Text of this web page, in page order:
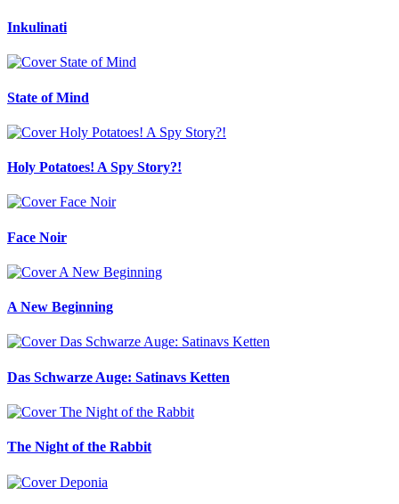
Inkulinati
State of Mind
Holy Potatoes! A Spy Story?!
Face Noir
A New Beginning
Das Schwarze Auge: Satinavs Ketten
The Night of the Rabbit